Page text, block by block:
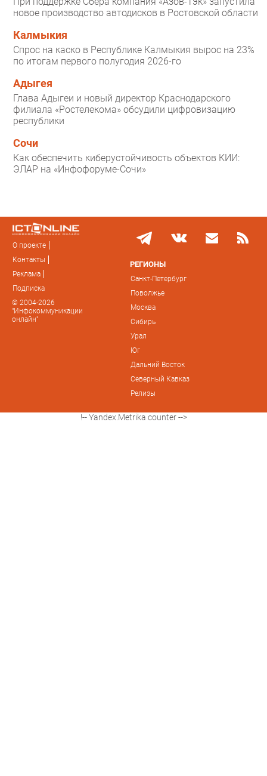
новое производство автодисков в Ростовской области
Калмыкия
Спрос на каско в Республике Калмыкия вырос на 23%
по итогам первого полугодия 2026-го
Адыгея
Глава Адыгеи и новый директор Краснодарского
филиала «Ростелекома» обсудили цифровизацию
республики
Сочи
Как обеспечить киберустойчивость объектов КИИ:
ЭЛАР на «Инфофоруме-Сочи»
О проекте
Контакты
Реклама
Подписка
© 2004-2026
"Инфокоммуникации
онлайн"
РЕГИОНЫ
Санкт-Петербург
Поволжье
Москва
Сибирь
Урал
Юг
Дальний Восток
Северный Кавказ
Релизы
!-- Yandex.Metrika counter -->